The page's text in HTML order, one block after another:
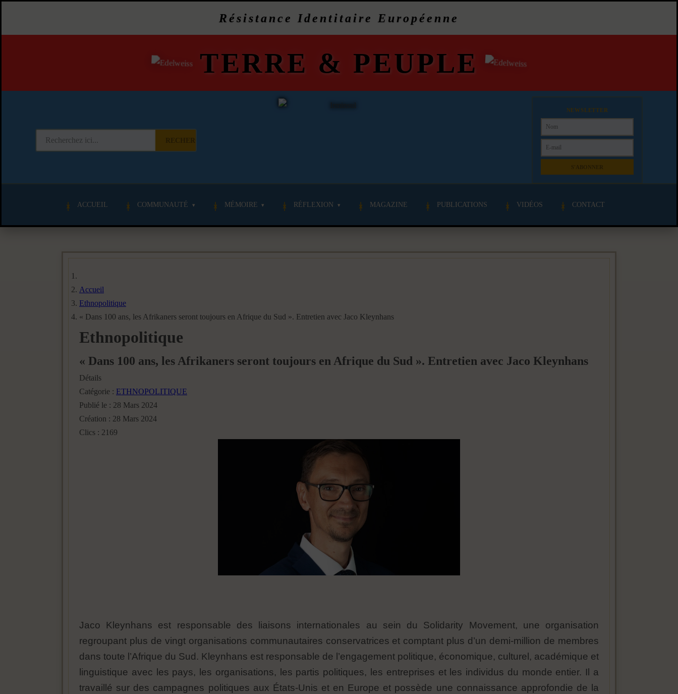
Résistance Identitaire Européenne
TERRE & PEUPLE
NEWSLETTER
ACCUEIL COMMUNAUTÉ MÉMOIRE RÉFLEXION MAGAZINE PUBLICATIONS VIDÉOS CONTACT
Accueil
Ethnopolitique
« Dans 100 ans, les Afrikaners seront toujours en Afrique du Sud ». Entretien avec Jaco Kleynhans
Ethnopolitique
« Dans 100 ans, les Afrikaners seront toujours en Afrique du Sud ». Entretien avec Jaco Kleynhans
Détails
Catégorie : ETHNOPOLITIQUE
Publié le : 28 Mars 2024
Création : 28 Mars 2024
Clics : 2169
Jaco Kleynhans est responsable des liaisons internationales au sein du Solidarity Movement, une organisation
regroupant plus de vingt organisations communautaires conservatrices et comptant plus d’un demi-million de membres
dans toute l’Afrique du Sud. Kleynhans est responsable de l’engagement politique, économique, culturel, académique et
linguistique avec les pays, les organisations, les partis politiques, les entreprises et les individus du monde entier. Il a
travaillé sur des campagnes politiques aux États-Unis et en Europe et possède une connaissance approfondie de la